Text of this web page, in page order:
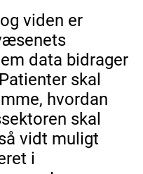
viden er
data bidrager
skal
hvordan
skal
vidt muligt
i